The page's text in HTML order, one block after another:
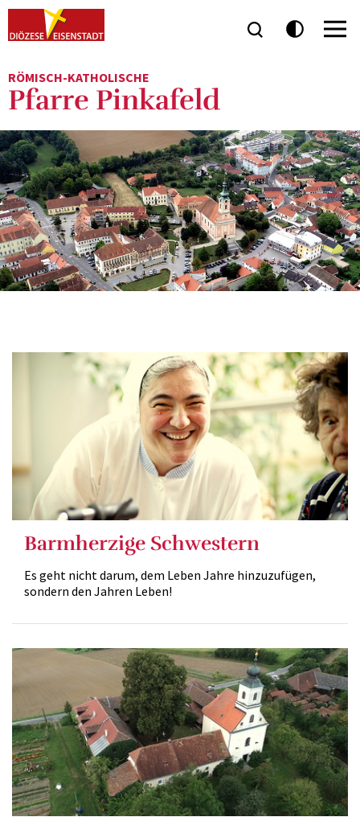
RÖMISCH-KATHOLISCHE
Pfarre Pinkafeld
Barmherzige Schwestern
Es geht nicht darum, dem Leben Jahre hinzuzufügen,
sondern den Jahren Leben!